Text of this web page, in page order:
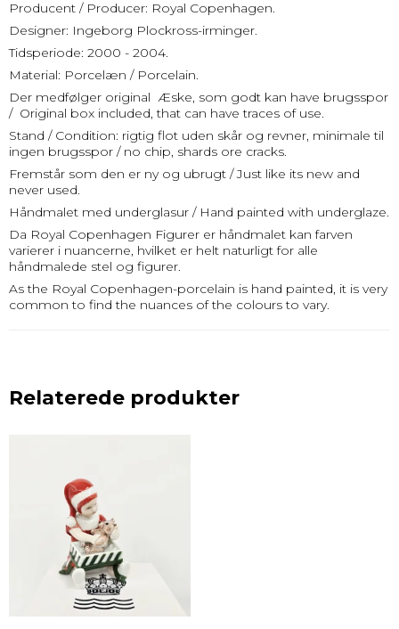
Producent / Producer: Royal Copenhagen.
Designer: Ingeborg Plockross-irminger.
Tidsperiode: 2000 - 2004.
Material: Porcelæn / Porcelain.
Der medfølger original Æske, som godt kan have brugsspor
/ Original box included, that can have traces of use.
Stand / Condition: rigtig flot uden skår og revner, minimale til
ingen brugsspor / no chip, shards ore cracks.
Fremstår som den er ny og ubrugt / Just like its new and
never used.
Håndmalet med underglasur / Hand painted with underglaze.
Da Royal Copenhagen Figurer er håndmalet kan farven
varierer i nuancerne, hvilket er helt naturligt for alle
håndmalede stel og figurer.
As the Royal Copenhagen-porcelain is hand painted, it is very
common to find the nuances of the colours to vary.
Relaterede produkter